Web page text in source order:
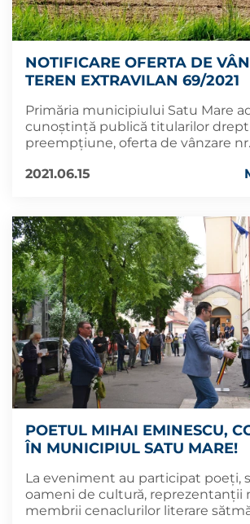
NOTIFICARE OFERTA DE
TEREN EXTRAVILAN 69/2021
Primăria municipiului Satu Mare
cunoștință publică titularilor
preempțiune, oferta de vânzare
2021.06.15
POETUL MIHAI EMINESCU,
ÎN MUNICIPIUL SATU MARE!
La eveniment au participat poeți,
oameni de cultură, reprezentanții
membrii cenaclurilor literare